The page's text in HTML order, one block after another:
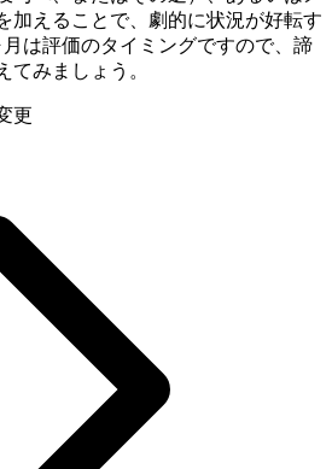
加えることで、劇的に状況が好転す
は評価のタイミングですので、諦
てみましょう。
更